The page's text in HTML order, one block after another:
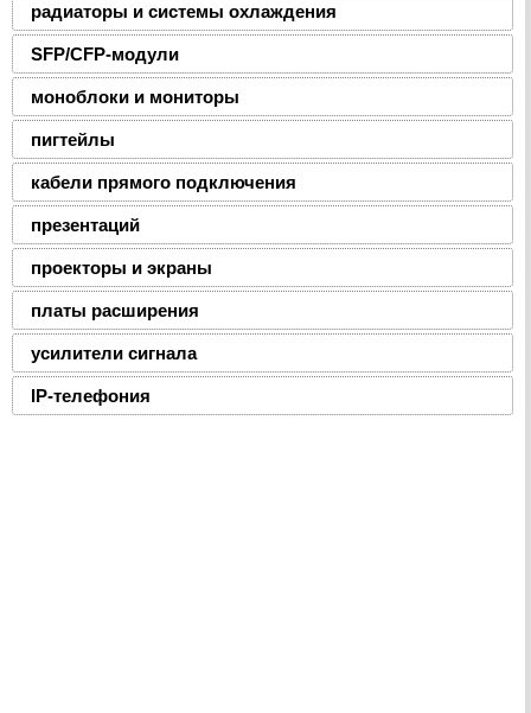
радиаторы и системы охлаждения
SFP/CFP-модули
моноблоки и мониторы
пигтейлы
кабели прямого подключения
презентаций
проекторы и экраны
платы расширения
усилители сигнала
IP-телефония